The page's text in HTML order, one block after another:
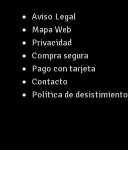
Aviso Legal
Mapa Web
Privacidad
Compra segura
Pago con tarjeta
Contacto
Política de desistimiento